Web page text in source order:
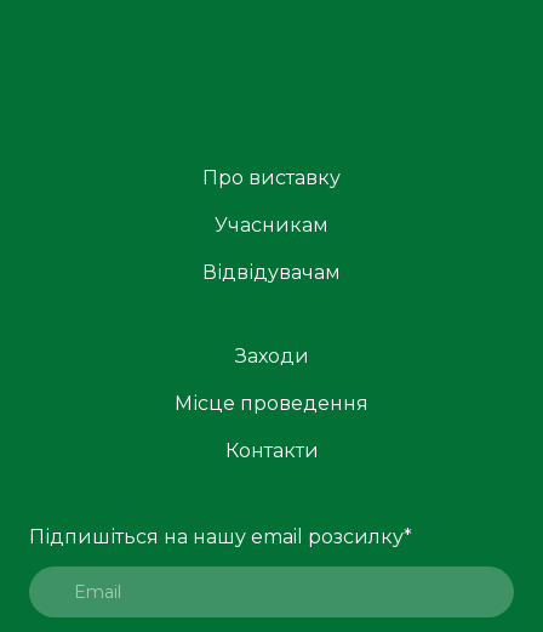
Про виставку
Учасникам
Відвідувачам
Заходи
Місце проведення
Контакти
Підпишіться на нашу email розсилку*